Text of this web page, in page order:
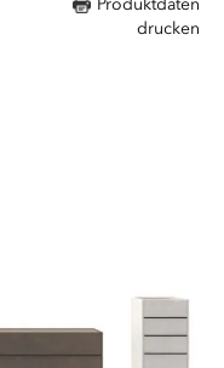
Produktdaten
drucken